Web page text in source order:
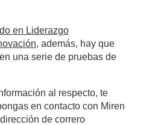
en Liderazgo
, además, hay que
una serie de pruebas de
al respecto, te
en contacto con Miren
de correro